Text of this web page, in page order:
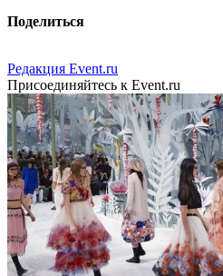
Поделиться
Редакция Event.ru
Присоединяйтесь к Event.ru